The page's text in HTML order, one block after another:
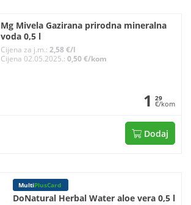
Mg Mivela Gazirana prirodna mineralna
voda 0,5 l
Cijena za j.m.:2,58 €/l
Cijena 02.05.2025.:0,50 €/kom
1 29
€/kom
Dodaj
MultiPlusCard
DoNatural Herbal Water aloe vera 0,5 l